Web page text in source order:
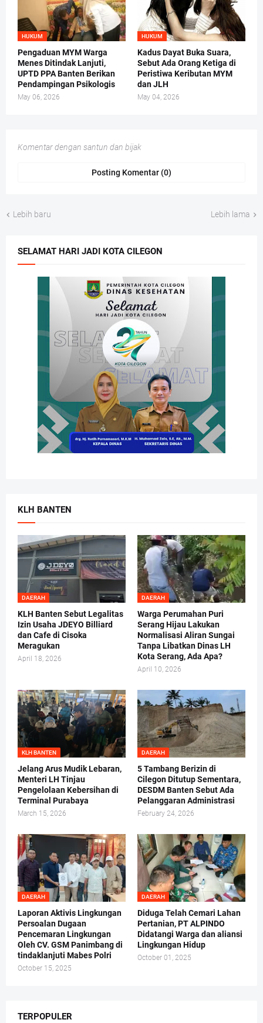
HUKUM
Pengaduan MYM Warga
Menes Ditindak Lanjuti,
UPTD PPA Banten Berikan
Pendampingan Psikologis
May 06, 2026
HUKUM
Kadus Dayat Buka Suara,
Sebut Ada Orang Ketiga di
Peristiwa Keributan MYM
dan JLH
May 04, 2026
Komentar dengan santun dan bijak
Posting Komentar (0)
Lebih baru Lebih lama
SELAMAT HARI JADI KOTA CILEGON
KLH BANTEN
DAERAH
KLH Banten Sebut Legalitas
Izin Usaha JDEYO Billiard
dan Cafe di Cisoka
Meragukan
April 18, 2026
DAERAH
Warga Perumahan Puri
Serang Hijau Lakukan
Normalisasi Aliran Sungai
Tanpa Libatkan Dinas LH
Kota Serang, Ada Apa?
April 10, 2026
KLH BANTEN
Jelang Arus Mudik Lebaran,
Menteri LH Tinjau
Pengelolaan Kebersihan di
Terminal Purabaya
March 15, 2026
DAERAH
5 Tambang Berizin di
Cilegon Ditutup Sementara,
DESDM Banten Sebut Ada
Pelanggaran Administrasi
February 24, 2026
DAERAH
Laporan Aktivis Lingkungan
Persoalan Dugaan
Pencemaran Lingkungan
Oleh CV. GSM Panimbang di
tindaklanjuti Mabes Polri
October 15, 2025
DAERAH
Diduga Telah Cemari Lahan
Pertanian, PT ALPINDO
Didatangi Warga dan aliansi
Lingkungan Hidup
October 01, 2025
TERPOPULER